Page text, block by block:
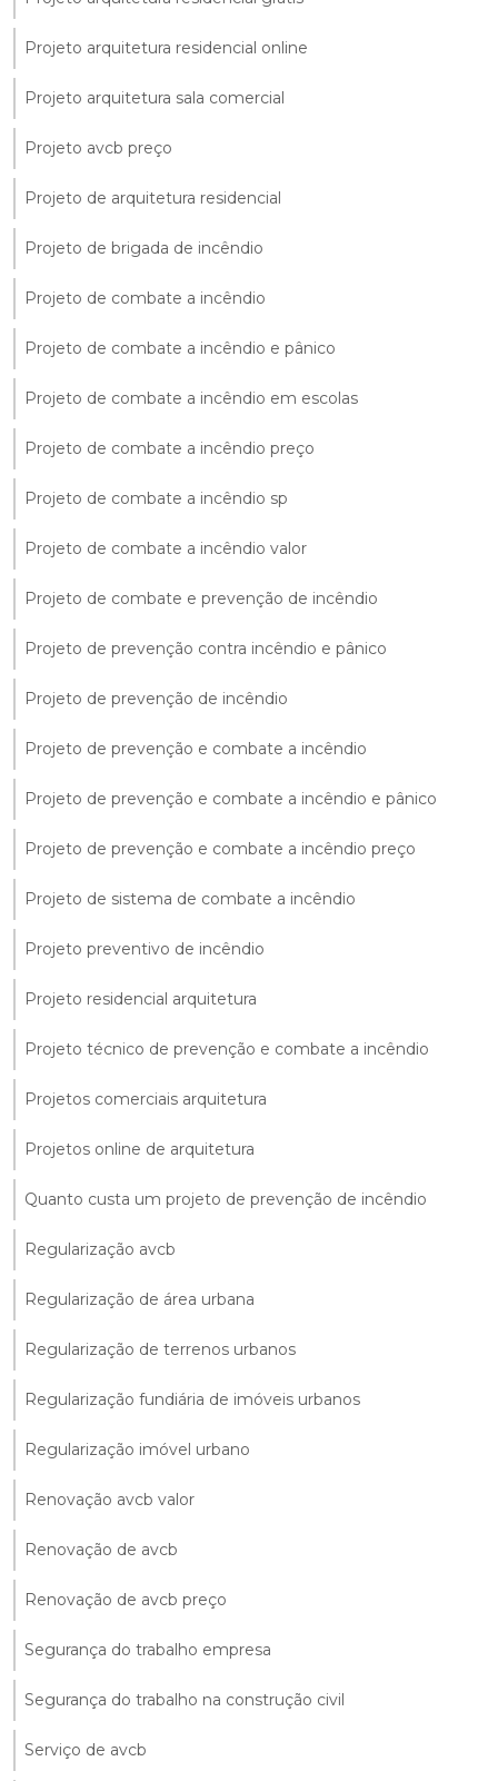
Projeto arquitetura residencial online
Projeto arquitetura sala comercial
Projeto avcb preço
Projeto de arquitetura residencial
Projeto de brigada de incêndio
Projeto de combate a incêndio
Projeto de combate a incêndio e pânico
Projeto de combate a incêndio em escolas
Projeto de combate a incêndio preço
Projeto de combate a incêndio sp
Projeto de combate a incêndio valor
Projeto de combate e prevenção de incêndio
Projeto de prevenção contra incêndio e pânico
Projeto de prevenção de incêndio
Projeto de prevenção e combate a incêndio
Projeto de prevenção e combate a incêndio e pânico
Projeto de prevenção e combate a incêndio preço
Projeto de sistema de combate a incêndio
Projeto preventivo de incêndio
Projeto residencial arquitetura
Projeto técnico de prevenção e combate a incêndio
Projetos comerciais arquitetura
Projetos online de arquitetura
Quanto custa um projeto de prevenção de incêndio
Regularização avcb
Regularização de área urbana
Regularização de terrenos urbanos
Regularização fundiária de imóveis urbanos
Regularização imóvel urbano
Renovação avcb valor
Renovação de avcb
Renovação de avcb preço
Segurança do trabalho empresa
Segurança do trabalho na construção civil
Serviço de avcb